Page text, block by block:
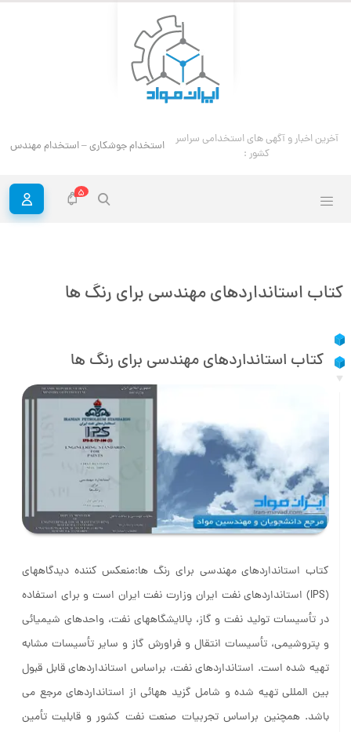
آخرین اخبار و آگهی های استخدامی سراسر
کشور :
استخدام جوشکاری – استخدام مهندس
5
کتاب استانداردهای مهندسی برای رنگ ها
کتاب استانداردهای مهندسی برای رنگ ها
کتاب استانداردهای مهندسی برای رنگ ها:منعکس کننده دیدگاههای
(IPS) استانداردهای نفت ایران وزارت نفت ایران است و برای استفاده
در تأسیسات تولید نفت و گاز، پالایشگاههای نفت، واحدهای شیمیائی
و پتروشیمی، تأسیسات انتقال و فراورش گاز و سایر تأسیسات مشابه
تهیه شده است. استانداردهای نفت، براساس استانداردهای قابل قبول
بین المللی تهیه شده و شامل گزید ههائی از استانداردهای مرجع می
باشد. همچنین براساس تجربیات صنعت نفت کشور و قابلیت تأمین